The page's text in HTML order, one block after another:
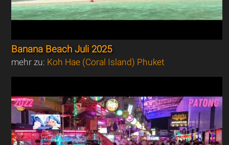
Banana Beach Juli 2025
mehr zu: Koh Hae (Coral Island) Phuket